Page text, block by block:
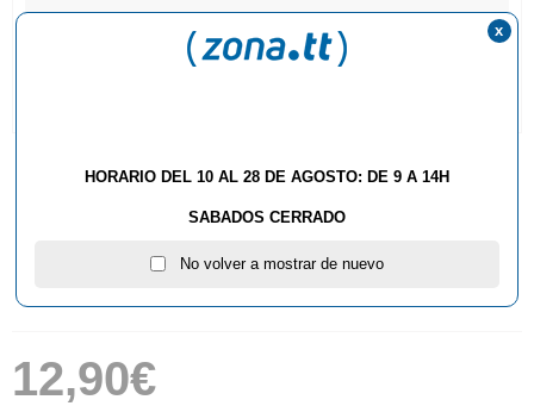
12,90€
HORARIO DEL 10 AL 28 DE AGOSTO: DE 9 A 14H
SABADOS CERRADO
No volver a mostrar de nuevo
x